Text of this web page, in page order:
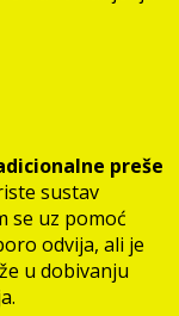
preše
sustav
se uz pomoć
odvija, ali je
u dobivanju